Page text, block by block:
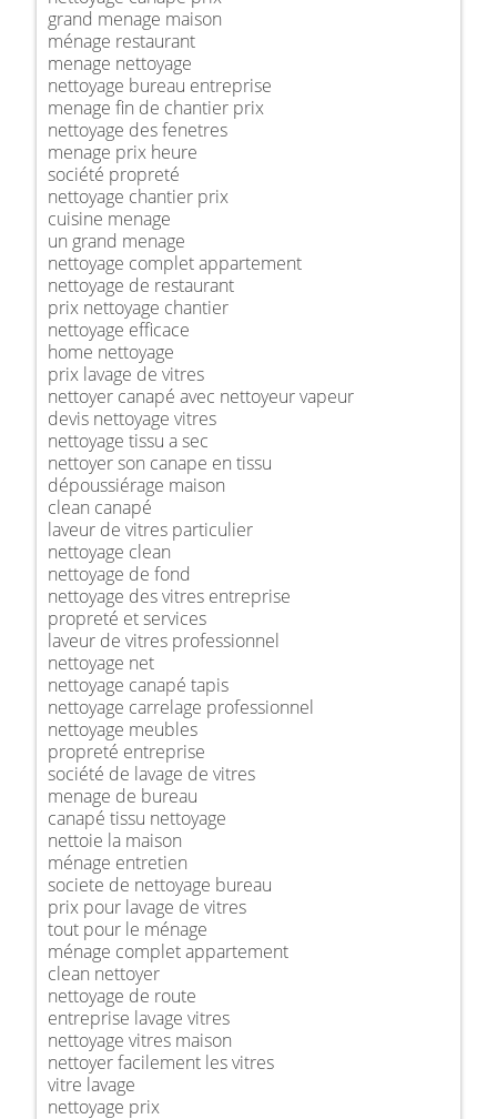
grand menage maison
ménage restaurant
menage nettoyage
nettoyage bureau entreprise
menage fin de chantier prix
nettoyage des fenetres
menage prix heure
société propreté
nettoyage chantier prix
cuisine menage
un grand menage
nettoyage complet appartement
nettoyage de restaurant
prix nettoyage chantier
nettoyage efficace
home nettoyage
prix lavage de vitres
nettoyer canapé avec nettoyeur vapeur
devis nettoyage vitres
nettoyage tissu a sec
nettoyer son canape en tissu
dépoussiérage maison
clean canapé
laveur de vitres particulier
nettoyage clean
nettoyage de fond
nettoyage des vitres entreprise
propreté et services
laveur de vitres professionnel
nettoyage net
nettoyage canapé tapis
nettoyage carrelage professionnel
nettoyage meubles
propreté entreprise
société de lavage de vitres
menage de bureau
canapé tissu nettoyage
nettoie la maison
ménage entretien
societe de nettoyage bureau
prix pour lavage de vitres
tout pour le ménage
ménage complet appartement
clean nettoyer
nettoyage de route
entreprise lavage vitres
nettoyage vitres maison
nettoyer facilement les vitres
vitre lavage
nettoyage prix